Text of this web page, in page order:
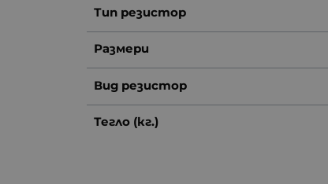
Тип резистор
Размери
Вид резистор
Тегло (кг.)